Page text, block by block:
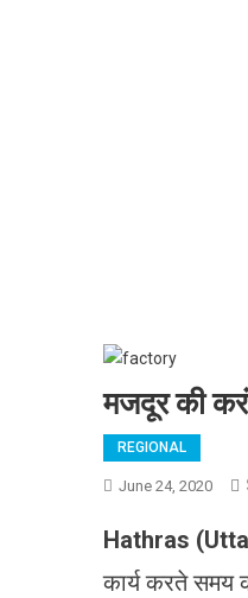
मजदूर की
REGIONAL
June 24, 2020
Hathras
कार्य करते समय